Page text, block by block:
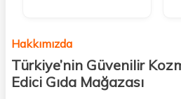
Hakkımızda
Türkiye’nin Güvenilir
Edici Gıda Mağazası